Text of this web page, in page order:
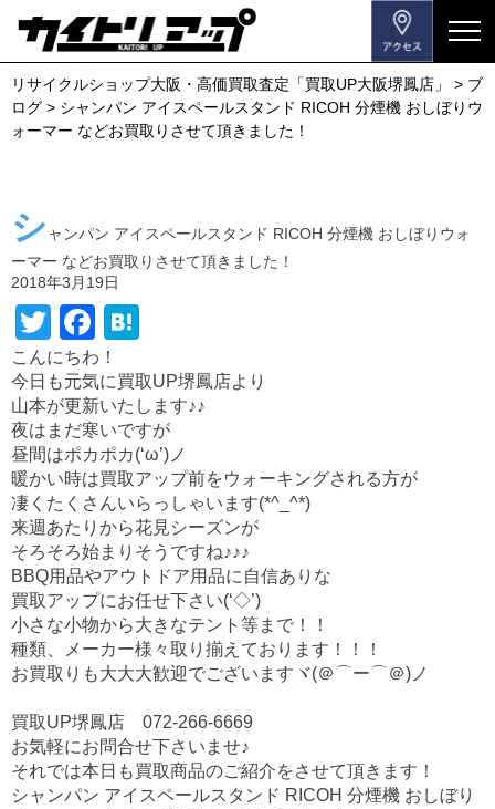
メ
ニ
ュ
ー
す
リサイクルショップ大阪・高価買取査定「買取UP大阪堺鳳店」 > ブ
ログ > シャンパン アイスペールスタンド RICOH 分煙機 おしぼりウ
ォーマー などお買取りさせて頂きました！
シ ャンパン アイスペールスタンド RICOH 分煙機 おしぼりウォ
ーマー などお買取りさせて頂きました！
2018年3月19日
T
wi
tt
er
F
a
c
e
b
o
o
k
e
n
a
こんにちわ！
今日も元気に買取UP堺鳳店より
山本が更新いたします♪♪
夜はまだ寒いですが
昼間はポカポカ(‘ω’)ノ
暖かい時は買取アップ前をウォーキングされる方が
凄くたくさんいらっしゃいます(*^_^*)
来週あたりから花見シーズンが
そろそろ始まりそうですね♪♪♪
BBQ用品やアウトドア用品に自信ありな
買取アップにお任せ下さい(‘◇’)ゞ
小さな小物から大きなテント等まで！！
種類、メーカー様々取り揃えております！！！
お買取りも大大大歓迎でございますヾ(＠⌒ー⌒＠)ノ
買取UP堺鳳店 072-266-6669
お気軽にお問合せ下さいませ♪
それでは本日も買取商品のご紹介をさせて頂きます！
シャンパン アイスペールスタンド RICOH 分煙機 おしぼり